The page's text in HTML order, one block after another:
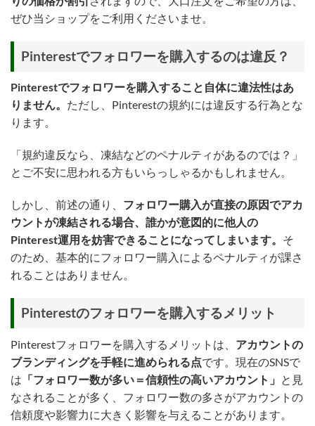
ぜひ当ショップをご利用くださいませ。
Pinterestでフォロワーを購入するのは違反？
Pinterestでフォロワーを購入すること自体に違法性はあ
りません。 ただし、Pinterestの規約には違反する行為とな
ります。
「規約違反なら、凍結などのペナルティがあるのでは？」
とご不安に思われる方もいらっしゃるかもしれません。
しかし、前述の通り、 フォロワー購入が直接の原因でアカ
ウントが凍結される場合、誰かが意図的に他人の
Pinterest運用を妨害できることになってしまいます。 そ
のため、基本的にフォロワー購入によるペナルティが課さ
れることはありません。
Pinterestのフォロワーを購入するメリット
Pinterestフォロワーを購入するメリットは、 アカウントの
ブランディングを手軽に進められる点です。現在のSNSで
は 「フォロワー数が多い＝信頼性の高いアカウント」
と見
なされることが多く、フォロワー数の多さがアカウントの
信頼度や影響力に大きく影響を与えることがあります。